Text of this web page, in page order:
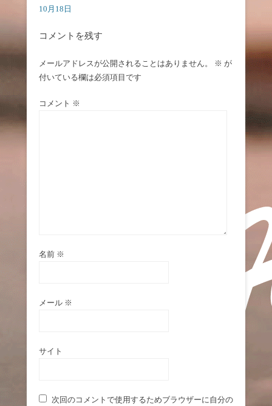
10月18日
コメントを残す
メールアドレスが公開されることはありません。 ※ が
付いている欄は必須項目です
コメント ※
名前 ※
メール ※
サイト
次回のコメントで使用するためブラウザーに自分の